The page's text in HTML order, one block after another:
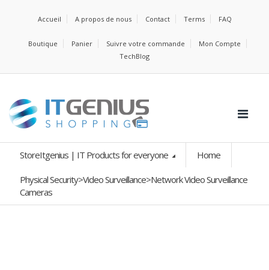
Accueil A propos de nous Contact Terms FAQ
Boutique Panier Suivre votre commande
Mon Compte
TechBlog
StoreItgenius | IT Products for everyone Home
Physical Security>Video Surveillance>Network Video Surveillance
Cameras